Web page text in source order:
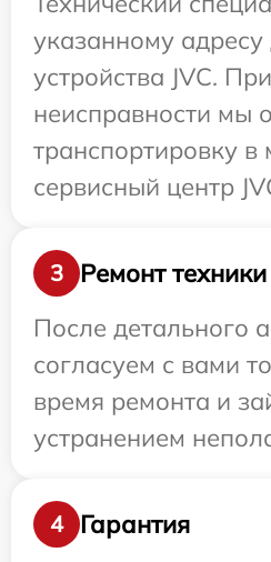
указанному
устройства JVC.
неисправности мы
транспортировку в
сервисный центр
3
Ремонт техники
После детального
согласуем с вами
время ремонта и
устранением
4
Гарантия